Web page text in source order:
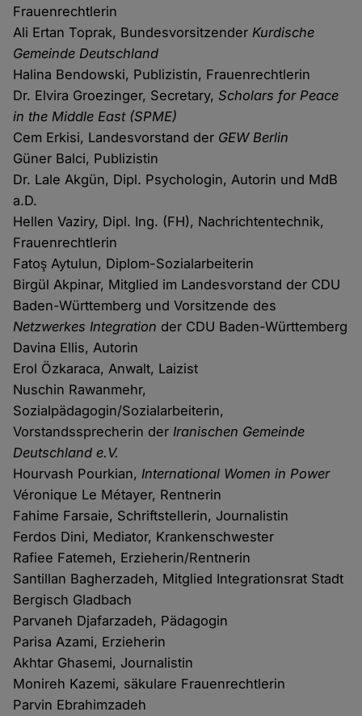
Frauenrechtlerin
Ali Ertan Toprak, BundesvorsitzenderKurdische
Gemeinde Deutschland
Halina Bendowski, Publizistin, Frauenrechtlerin
Dr. Elvira Groezinger, Secretary,Scholars for Peace
in the Middle East (SPME)
Cem Erkisi, Landesvorstand der GEW Berlin
Güner Balci, Publizistin
Dr. Lale Akgün, Dipl. Psychologin, Autorin und MdB
a.D.
Hellen Vaziry, Dipl. Ing. (FH), Nachrichtentechnik,
Frauenrechtlerin
Fatoş Aytulun, Diplom-Sozialarbeiterin
Birgül Akpinar, Mitglied im Landesvorstand der CDU
Baden-Württemberg und Vorsitzende des
Netzwerkes Integration der CDU Baden-Württemberg
Davina Ellis, Autorin
Erol Özkaraca, Anwalt, Laizist
Nuschin Rawanmehr,
Sozialpädagogin/Sozialarbeiterin,
Vorstandssprecherin derIranischen Gemeinde
Deutschland e.V.
Hourvash Pourkian,International Women in Power
Véronique Le Métayer, Rentnerin
Fahime Farsaie, Schriftstellerin, Journalistin
Ferdos Dini, Mediator, Krankenschwester
Rafiee Fatemeh, Erzieherin/Rentnerin
Santillan Bagherzadeh, Mitglied Integrationsrat Stadt
Bergisch Gladbach
Parvaneh Djafarzadeh, Pädagogin
Parisa Azami, Erzieherin
Akhtar Ghasemi, Journalistin
Monireh Kazemi, säkulare Frauenrechtlerin
Parvin Ebrahimzadeh